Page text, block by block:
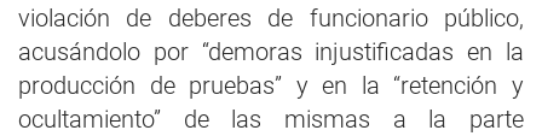
violación de deberes de funcionario público,
acusándolo por “demoras injustificadas en la
producción de pruebas” y en la “retención y
ocultamiento” de las mismas a la parte